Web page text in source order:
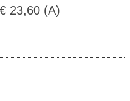
23,60 (A)